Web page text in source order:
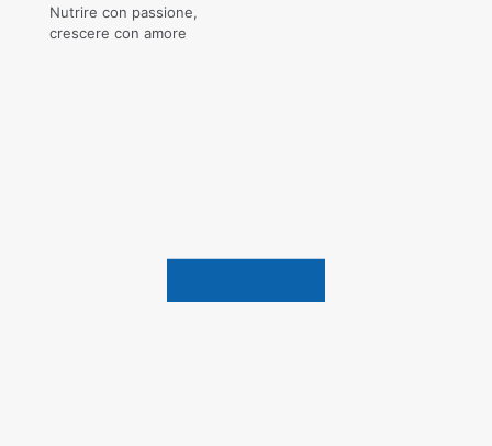
Nutrire con passione,
crescere con amore